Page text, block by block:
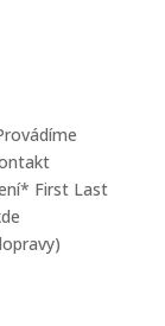
First Last